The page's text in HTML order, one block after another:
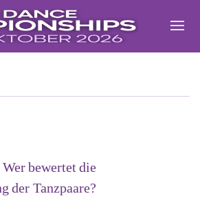
bewertet die
der Tanzpaare?